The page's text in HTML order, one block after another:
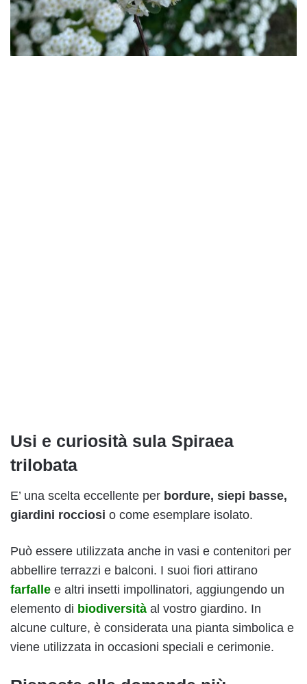
Usi e curiosità sula Spiraea
trilobata
E’ una scelta eccellente per bordure, siepi basse,
giardini rocciosi o come esemplare isolato.
Può essere utilizzata anche in vasi e contenitori per
abbellire terrazzi e balconi. I suoi fiori attirano
farfalle e altri insetti impollinatori, aggiungendo un
elemento di biodiversità al vostro giardino. In
alcune culture, è considerata una pianta simbolica e
viene utilizzata in occasioni speciali e cerimonie.